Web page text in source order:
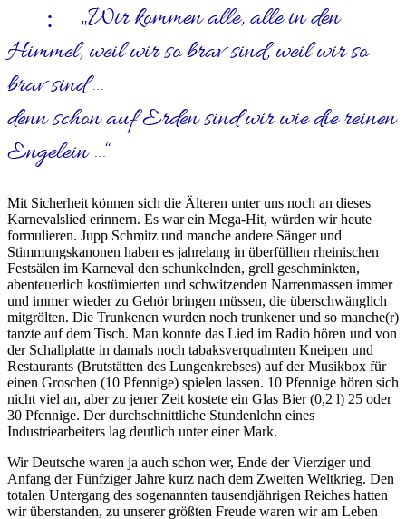
Wir kommen alle, alle in den
Himmel, weil wir so brav sind, weil wir so
brav sind …
denn schon auf Erden sind wir wie die reinen
Engelein …
Mit Sicherheit können sich die Älteren unter uns noch an dieses
Karnevalslied erinnern. Es war ein Mega-Hit, würden wir heute
formulieren. Jupp Schmitz und manche andere Sänger und
Stimmungskanonen haben es jahrelang in überfüllten rheinischen
Festsälen im Karneval den schunkelnden, grell geschminkten,
abenteuerlich kostümierten und schwitzenden Narrenmassen immer
und immer wieder zu Gehör bringen müssen, die überschwänglich
mitgrölten. Die Trunkenen wurden noch trunkener und so manche(r)
tanzte auf dem Tisch. Man konnte das Lied im Radio hören und von
der Schallplatte in damals noch tabaksverqualmten Kneipen und
Restaurants (Brutstätten des Lungenkrebses) auf der Musikbox für
einen Groschen (10 Pfennige) spielen lassen. 10 Pfennige hören sich
nicht viel an, aber zu jener Zeit kostete ein Glas Bier (0,2 l) 25 oder
30 Pfennige. Der durchschnittliche Stundenlohn eines
Industriearbeiters lag deutlich unter einer Mark.
Wir Deutsche waren ja auch schon wer, Ende der Vierziger und
Anfang der Fünfziger Jahre kurz nach dem Zweiten Weltkrieg. Den
totalen Untergang des sogenannten tausendjährigen Reiches hatten
wir überstanden, zu unserer größten Freude waren wir am Leben